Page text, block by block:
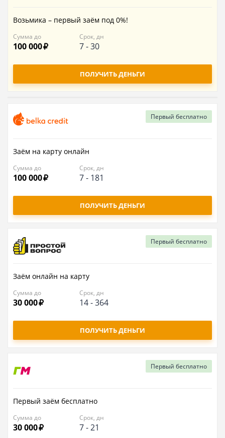
Возьмика – первый заём под 0%!
Сумма до
100 000
Срок, дн
7-30
ПОЛУЧИТЬ ДЕНЬГИ
Заём на карту онлайн
Сумма до
100 000
Срок, дн
7- 181
Первый бесплатно
ПОЛУЧИТЬ ДЕНЬГИ
Заём онлайн на карту
Сумма до
30 000
Срок, дн
14-364
Первый бесплатно
ПОЛУЧИТЬ ДЕНЬГИ
Первый заём бесплатно
Сумма до
30 000
Срок, дн
7-21
Первый бесплатно